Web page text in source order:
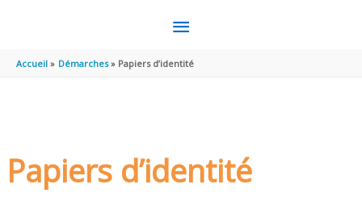
MENU
PRINCIPAL
Accueil Démarches Papiers d’identité
Papiers d’identité